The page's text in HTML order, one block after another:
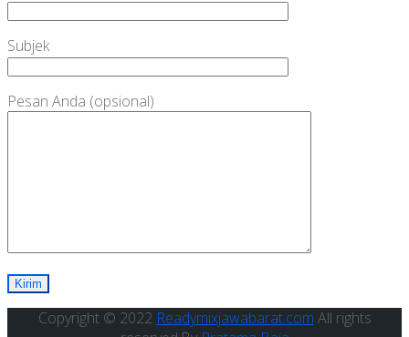
Subjek
Pesan Anda (opsional)
Copyright © 2022 Readymixjawabarat.com All rights